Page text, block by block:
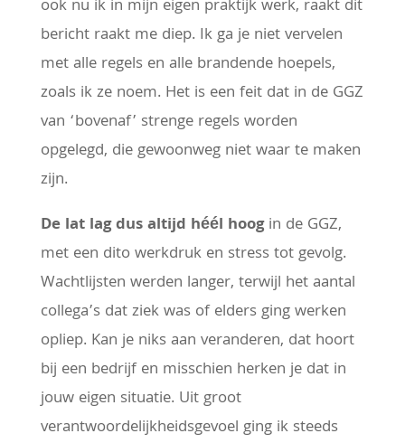
ook nu ik in mijn eigen praktijk werk, raakt dit
bericht raakt me diep. Ik ga je niet vervelen
met alle regels en alle brandende hoepels,
zoals ik ze noem. Het is een feit dat in de GGZ
van ‘bovenaf’ strenge regels worden
opgelegd, die gewoonweg niet waar te maken
zijn.
De lat lag dus altijd héél hoogin de GGZ,
met een dito werkdruk en stress tot gevolg.
Wachtlijsten werden langer, terwijl het aantal
collega’s dat ziek was of elders ging werken
opliep. Kan je niks aan veranderen, dat hoort
bij een bedrijf en misschien herken je dat in
jouw eigen situatie. Uit groot
verantwoordelijkheidsgevoel ging ik steeds